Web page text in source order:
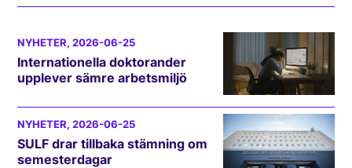
NYHETER, 2026-06-25
Internationella doktorander
upplever sämre arbetsmiljö
NYHETER, 2026-06-25
SULF drar tillbaka stämning om
semesterdagar